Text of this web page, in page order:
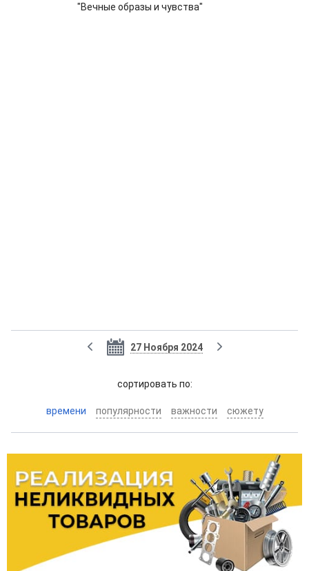
"Вечные образы и чувства"
27 Ноября 2024
cортировать по:
времени популярности важности сюжету